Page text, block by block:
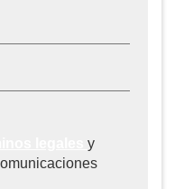
y